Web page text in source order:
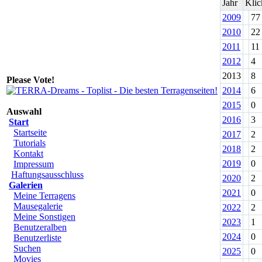
Please Vote!
Auswahl
Start
Startseite
Tutorials
Kontakt
Impressum
Haftungsausschluss
Galerien
Meine Terragens
Mausegalerie
Meine Sonstigen
Benutzeralben
Benutzerliste
Suchen
Movies
Jahr
2009
77
2010
22
2011
11
2012
4
2013
8
2014
6
2015
0
2016
3
2017
2
2018
2
2019
0
2020
2
2021
0
2022
2
2023
1
2024
0
2025
0